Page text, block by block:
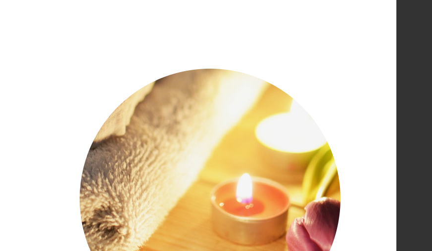
ستار
سبا
الرياض
اتصل
بنا
0560283267